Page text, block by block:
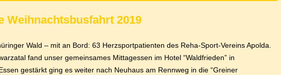
Weihnachtsbusfahrt 2019
Wald – mit an Bord: 63 Herzsportpatienten des Reha-Sport-Vereins Apolda.
fand unser gemeinsames Mittagessen im Hotel “Waldfrieden” in
gestärkt ging es weiter nach Neuhaus am Rennweg in die “Greiner